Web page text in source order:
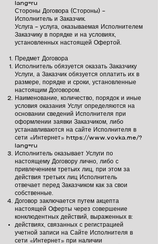
lang=ru
Стороны Договора (Стороны) –
Исполнитель и Заказчик.
Услуга – услуга, оказываемая Исполнителем
Заказчику в порядке и на условиях,
установленных настоящей Офертой.
Предмет Договора
Исполнитель обязуется оказать Заказчику
Услуги, а Заказчик обязуется оплатить их в
размере, порядке и сроки, установленные
настоящим Договором.
Наименование, количество, порядок и иные
условия оказания Услуг определяются на
основании сведений Исполнителя при
оформлении заявки Заказчиком, либо
устанавливаются на сайте Исполнителя в
сети «Интернет» https://www.vovka.me/?
lang=ru
Исполнитель оказывает Услуги по
настоящему Договору лично, либо с
привлечением третьих лиц, при этом за
действия третьих лиц Исполнитель
отвечает перед Заказчиком как за свои
собственные.
Договор заключается путем акцепта
настоящей Оферты через совершение
конклюдентных действий, выраженных в:
действиях, связанных с регистрацией
учетной записи на Сайте Исполнителя в
сети «Интернет» при наличии